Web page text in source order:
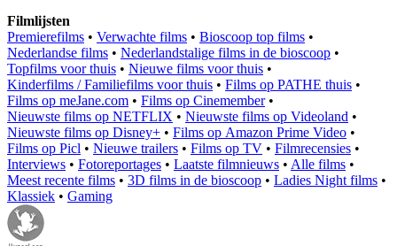
Filmlijsten
Premierefilms • Verwachte films • Bioscoop top films •
Nederlandse films • Nederlandstalige films in de bioscoop •
Topfilms voor thuis • Nieuwe films voor thuis •
Kinderfilms / Familiefilms voor thuis • Films op PATHE thuis •
Films op meJane.com • Films op Cinemember•
Nieuwste films op NETFLIX • Nieuwste films op Videoland •
Nieuwste films op Disney+ • Films op Amazon Prime Video •
Films op Picl • Nieuwe trailers • Films op TV • Filmrecensies •
Interviews • Fotoreportages • Laatste filmnieuws • Alle films •
Meest recente films • 3D films in de bioscoop • Ladies Night films •
Klassiek • Gaming